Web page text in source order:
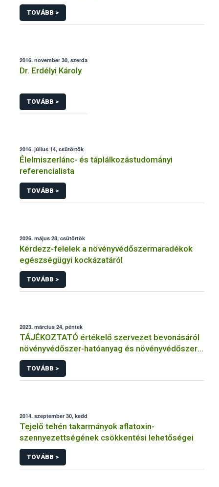
TOVÁBB >
2016. november 30, szerda
Dr. Erdélyi Károly
TOVÁBB >
2016. július 14, csütörtök
Élelmiszerlánc- és táplálkozástudományi
referencialista
TOVÁBB >
2026. május 28, csütörtök
Kérdezz-felelek a növényvédőszermaradékok
egészségügyi kockázatáról
TOVÁBB >
2023. március 24, péntek
TÁJÉKOZTATÓ értékelő szervezet bevonásáról
növényvédőszer-hatóanyag és növényvédőszer
engedélyezésére, továbbá a meglévő engedély
meghosszabbítására vagy módosítására irányuló
eljárásba
TOVÁBB >
2014. szeptember 30, kedd
Tejelő tehén takarmányok aflatoxin-
szennyezettségének csökkentési lehetőségei
TOVÁBB >